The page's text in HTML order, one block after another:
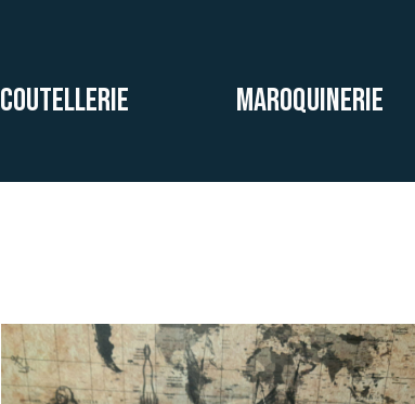
Coutellerie Maroquinerie